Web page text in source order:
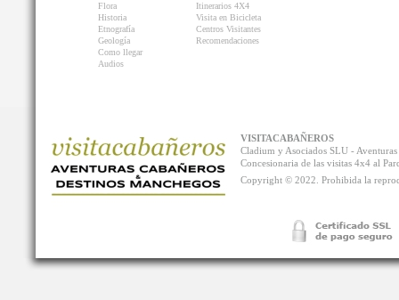
Flora
Historia
Etnografía
Geología
Como llegar
Audios
Itinerarios 4X4
Visita en Bicicleta
Centros Visitantes
Recomendaciones
VISITACABAÑEROS
Cladium y Asociados SLU -
Concesionaria de las visitas 4x4 al
Copyright © 2022. Prohibida la